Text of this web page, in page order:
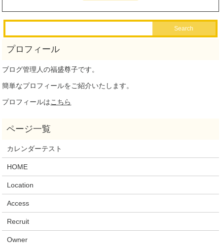
ブログ管理人の福盛尊子です。
簡単なプロフィールをご紹介いたします。
プロフィールはこちら
カレンダーテスト
HOME
Location
Access
Recruit
Owner